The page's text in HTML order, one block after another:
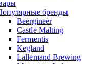
бренды
Beergineer
Castle Malting
Fermentis
Kegland
Lallemand Brewing